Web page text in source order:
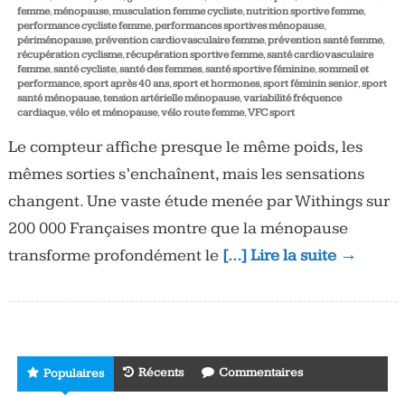
femme,ménopause,musculation femme cycliste,nutrition sportive femme,
performance cycliste femme,performances sportives ménopause,
périménopause,prévention cardiovasculaire femme,prévention santé femme,
récupération cyclisme,récupération sportive femme,santé cardiovasculaire
femme,santé cycliste,santé des femmes,santé sportive féminine,sommeil et
performance,sport après 40 ans,sport et hormones,sport féminin senior,sport
santé ménopause,tension artérielle ménopause,variabilité fréquence
cardiaque,vélo et ménopause,vélo route femme,VFC sport
Le compteur affiche presque le même poids, les
mêmes sorties s’enchaînent, mais les sensations
changent. Une vaste étude menée par Withings sur
200 000 Françaises montre que la ménopause
transforme profondément le […] Lire la suite →
Populaires Récents Commentaires